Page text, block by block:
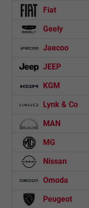
Fiat
Geely
Jaecoo
JEEP
KGM
Lynk & Co
MAN
MG
Nissan
Omoda
Peugeot